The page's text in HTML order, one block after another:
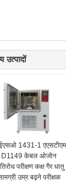
उत्पादों
1431-1 एएसटीएम
D1149 केबल ओजोन
परीक्षण कक्ष गैर धातु
उम्र बढ़ने परीक्षक